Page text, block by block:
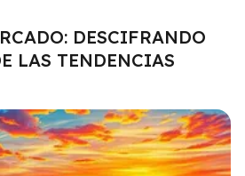
DESCIFRANDO
LAS TENDENCIAS